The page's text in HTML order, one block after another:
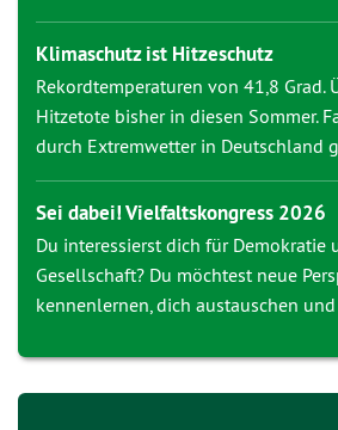
Klimaschutz ist Hitzeschutz
Rekordtemperaturen von 41,8 Grad.
Hitzetote bisher in diesen Sommer.
durch Extremwetter in Deutschland
Sei dabei! Vielfaltskongress 2026
Du interessierst dich für
Gesellschaft? Du möchtest neue
kennenlernen, dich austauschen